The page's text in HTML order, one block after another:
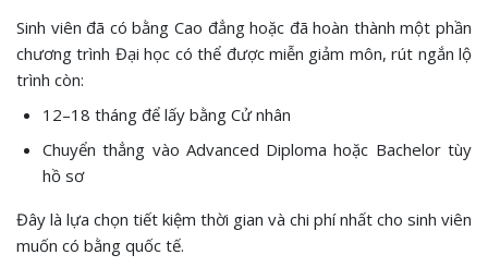
Sinh viên đã có bằng Cao đẳng hoặc đã hoàn thành một phần
chương trình Đại học có thể được miễn giảm môn, rút ngắn lộ
trình còn:
12–18 tháng để lấy bằng Cử nhân
Chuyển thẳng vào Advanced Diploma hoặc Bachelor tùy
hồ sơ
Đây là lựa chọn tiết kiệm thời gian và chi phí nhất cho sinh viên
muốn có bằng quốc tế.